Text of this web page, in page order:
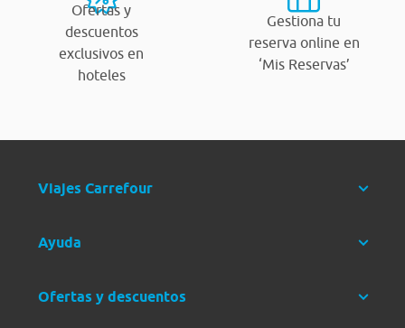
Ofertas y
descuentos
exclusivos en
hoteles
Gestiona tu
reserva online en
‘Mis Reservas’
Viajes Carrefour
Ayuda
Ofertas y descuentos